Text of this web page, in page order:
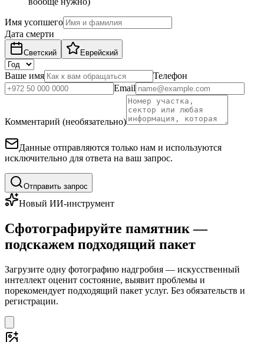
Имя усопшего
Дата смерти
Светский Еврейский
Ваше имя
Телефон
Email
Комментарий (необязательно)
Данные отправляются только нам и используются
исключительно для ответа на ваш запрос.
Отправить запрос
Новый ИИ-инструмент
Сфотографируйте памятник —
подскажем подходящий пакет
Загрузите одну фотографию надгробия — искусственный
интеллект оценит состояние, выявит проблемы и
порекомендует подходящий пакет услуг. Без обязательств и
регистрации.